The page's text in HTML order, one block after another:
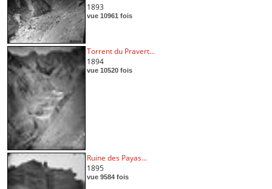
1893
vue 10961 fois
Torrent du Pravert...
1894
vue 10520 fois
Ruine des Payas...
1895
vue 9584 fois